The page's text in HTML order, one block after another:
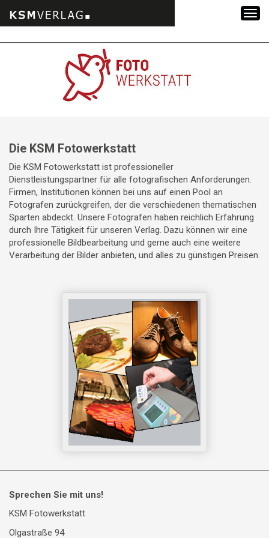
Die KSM Fotowerkstatt
Die KSM Fotowerkstatt ist professioneller
Dienstleistungspartner für alle fotografischen Anforderungen.
Firmen, Institutionen können bei uns auf einen Pool an
Fotografen zurückgreifen, der die verschiedenen thematischen
Sparten abdeckt. Unsere Fotografen haben reichlich Erfahrung
durch Ihre Tätigkeit für unseren Verlag. Dazu können wir eine
professionelle Bildbearbeitung und gerne auch eine weitere
Verarbeitung der Bilder anbieten, und alles zu günstigen Preisen.
Sprechen Sie mit uns!
KSM Fotowerkstatt
Olgastraße 94